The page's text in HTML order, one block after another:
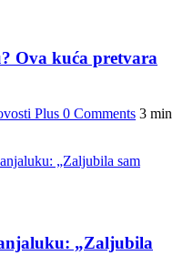
Ova kuća pretvara
Plus 0 Comments 3 min
„Zaljubila